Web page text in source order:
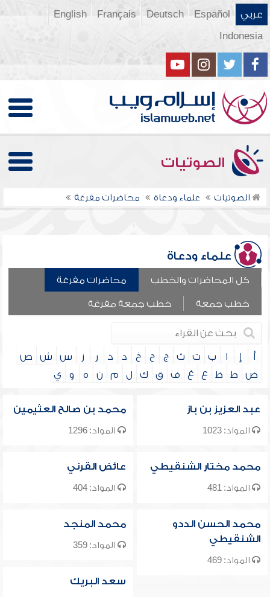
عربي Español
Deutsch
Français
English
Indonesia
الصوتيات
الصوتيات علماء ودعاة محاضرات مفرغة
علماء ودعاة
كل المحاضرات والخطب محاضرات مفرغة
خطب جمعة خطب جمعة مفرغة
أ إ ا ب ت ث ج ح خ د ذ ر ز س ش
ص
ض
ط ظ ع غ ف ق ك ل م ن ه و ي
عبد العزيز بن باز
المواد: 1023
محمد بن صالح العثيمين
المواد: 1296
محمد مختار الشنقيطي
المواد: 481
عائض القرني
المواد: 404
محمد الحسن الددو
الشنقيطي
المواد: 469
محمد المنجد
المواد: 359
سعد البريك